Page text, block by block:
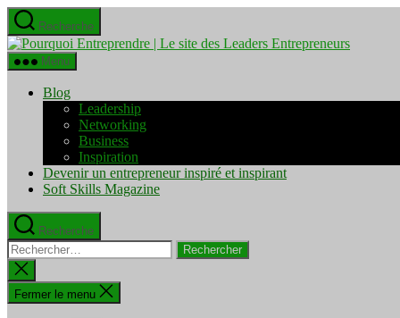
Aller
au
contenu
Recherche
Pourquoi
Menu
Blog
Leadership
Networking
Business
Inspiration
Devenir un entrepreneur inspiré et inspirant
Soft Skills Magazine
Recherche
Rechercher :
Fermer
la
recherche
Fermer le menu